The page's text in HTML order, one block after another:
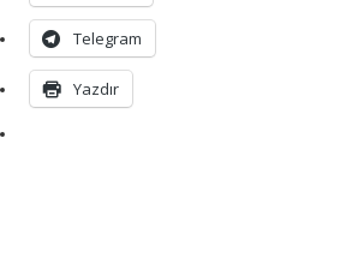
Telegram
Yazdır